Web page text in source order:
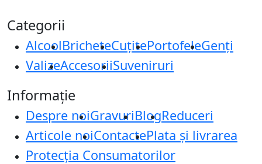
Categorii
AlcoolBricheteCuțitePortofeleGenți
ValizeAccesoriiSuveniruri
Informație
Despre noiGravuriBlogReduceri
Articole noiContactePlata și livrarea
Protecţia Consumatorilor